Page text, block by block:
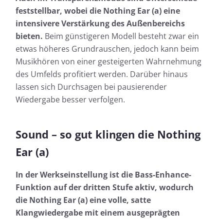
feststellbar, wobei die Nothing Ear (a) eine
intensivere Verstärkung des Außenbereichs
bieten. Beim günstigeren Modell besteht zwar ein
etwas höheres Grundrauschen, jedoch kann beim
Musikhören von einer gesteigerten Wahrnehmung
des Umfelds profitiert werden. Darüber hinaus
lassen sich Durchsagen bei pausierender
Wiedergabe besser verfolgen.
Sound – so gut klingen die Nothing
Ear (a)
In der Werkseinstellung ist die Bass-Enhance-
Funktion auf der dritten Stufe aktiv, wodurch
die Nothing Ear (a) eine volle, satte
Klangwiedergabe mit einem ausgeprägten